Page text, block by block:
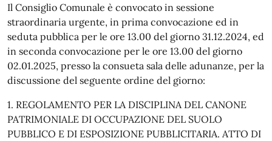
Il Consiglio Comunale è convocato in sessione
straordinaria urgente, in prima convocazione ed in
seduta pubblica per le ore 13.00 del giorno 31.12.2024, ed
in seconda convocazione per le ore 13.00 del giorno
02.01.2025, presso la consueta sala delle adunanze, per la
discussione del seguente ordine del giorno:
1. REGOLAMENTO PER LA DISCIPLINA DEL CANONE
PATRIMONIALE DI OCCUPAZIONE DEL SUOLO
PUBBLICO E DI ESPOSIZIONE PUBBLICITARIA. ATTO DI